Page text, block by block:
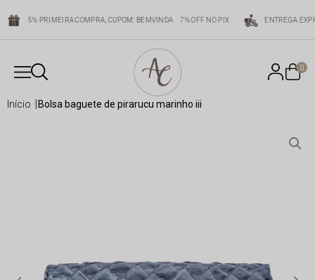
5% PRIMEIRA COMPRA, CUPOM: BEMVINDA 7% OFF NO PIX ENTREGA
0
início bolsa baguete de pirarucu marinho iii